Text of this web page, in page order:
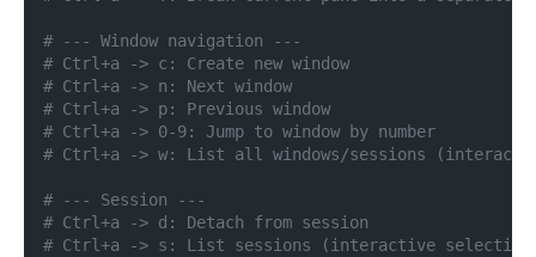
# --- Window navigation ---
# Ctrl+a -> c: Create new window
# Ctrl+a -> n: Next window
# Ctrl+a -> p: Previous window
# Ctrl+a -> 0-9: Jump to window by number
# Ctrl+a -> w: List all windows/sessions
# --- Session ---
# Ctrl+a -> d: Detach from session
# Ctrl+a -> s: List sessions (interactive